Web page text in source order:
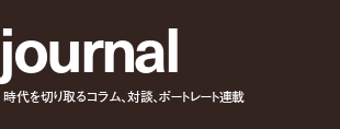
journal
時代を切り取るコラム、対談、ポートレート連載